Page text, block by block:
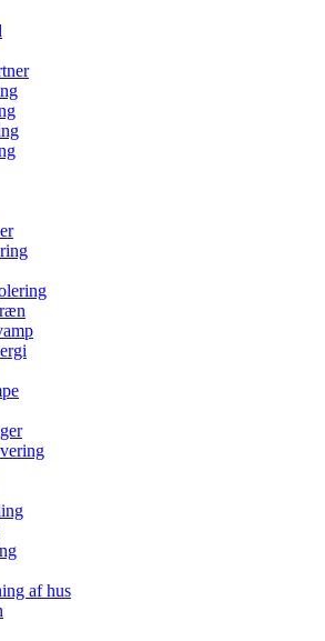
af hus